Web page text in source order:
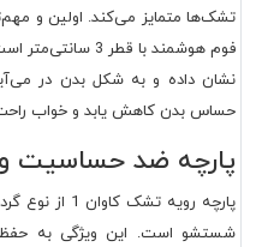
تشک‌ها متمایز می‌کند. اولین و
فوم هوشمند با
نشان داده و به شکل بدن در
حساس بدن کاهش یابد و خواب
پارچه ضد حساسیت
پارچه رویه
شستشو است. این ویژگی به